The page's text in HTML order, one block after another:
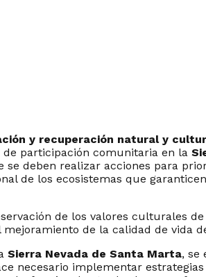
y recuperación natural y
de participación comunitaria en la
deben realizar acciones para
de los ecosistemas que
de los valores culturales
de la calidad de vida
Sierra Nevada de Santa Marta, se
necesario implementar